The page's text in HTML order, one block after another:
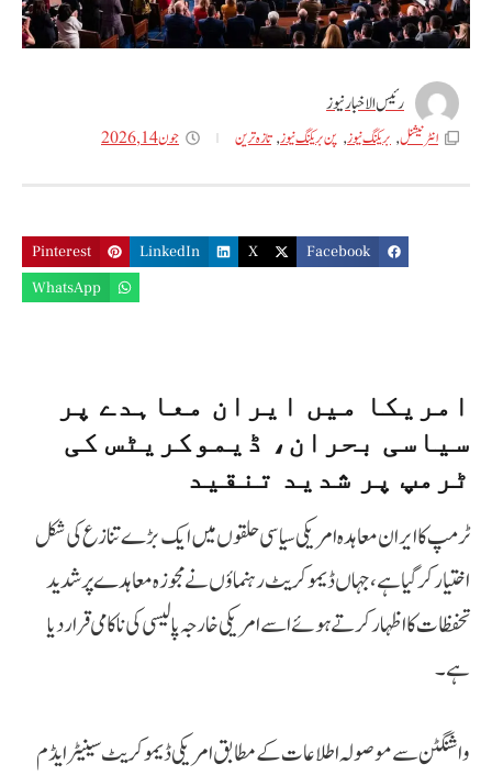
رئیس الاخبار نیوز
انٹر نیشنل, بریکنگ نیوز, پن بریکنگ نیوز,تازه ترین جون 14, 2026
Facebook
X
LinkedIn
Pinterest
WhatsApp
امریکا میں ایران معاہدے پر
سیاسی بحران، ڈیموکریٹس کی
ٹرمپ پر شدید تنقید
ٹرمپ کا ایران معاہدہ امریکی سیاسی حلقوں میں ایک بڑے تنازع کی شکل
اختیار کر گیا ہے، جہاں ڈیموکریٹ رہنماؤں نے مجوزہ معاہدے پر شدید
تحفظات کا اظہار کرتے ہوئے اسے امریکی خارجہ پالیسی کی ناکامی قرار دیا
ہے۔
واشنگٹن سے موصولہ اطلاعات کے مطابق امریکی ڈیموکریٹ سینیٹر ایڈم